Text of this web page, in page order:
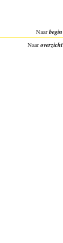
Naarbegin
Naaroverzicht